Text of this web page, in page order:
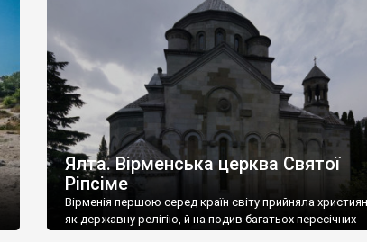
називаються «повстяками» (postaki)…” “Вино. Крим
виробляє відмінне вино і його вдосталь: воно все
легке біле і дуже […]
Ялта. Вірменська церква Святої
Ріпсіме
Вірменія першою серед країн світу прийняла
як державну релігію, й на подив багатьох пересічних